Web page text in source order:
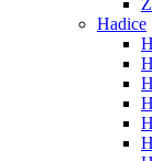
Hadice